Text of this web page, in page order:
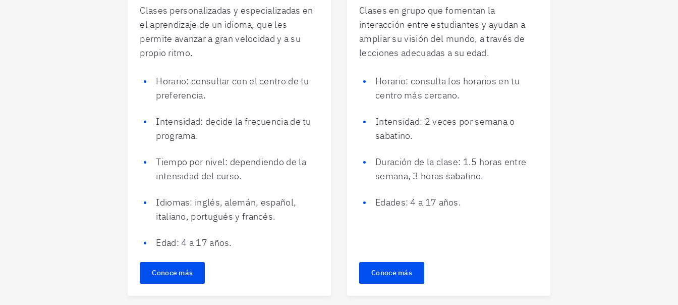
Clases personalizadas y especializadas en
el aprendizaje de un idioma, que les
permite avanzar a gran velocidad y a su
propio ritmo.
Horario: consultar con el centro de tu
preferencia.
Intensidad: decide la frecuencia de tu
programa.
Tiempo por nivel: dependiendo de la
intensidad del curso.
Idiomas: inglés, alemán, español,
italiano, portugués y francés.
Edad: 4 a 17 años.
Conoce más
Clases en grupo que fomentan la
interacción entre estudiantes y ayudan a
ampliar su visión del mundo, a través de
lecciones adecuadas a su edad.
Horario: consulta los horarios en tu
centro más cercano.
Intensidad: 2 veces por semana o
sabatino.
Duración de la clase: 1.5 horas entre
semana, 3 horas sabatino.
Edades: 4 a 17 años.
Conoce más